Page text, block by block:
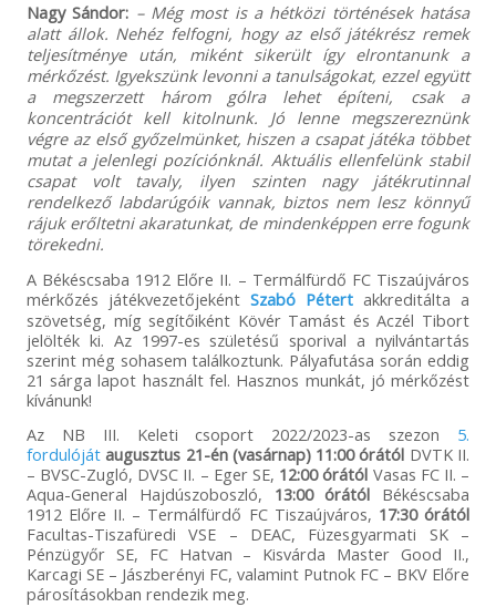
Nagy Sándor: – Még most is a hétközi történések hatása
alatt állok. Nehéz felfogni, hogy az első játékrész remek
teljesítménye után, miként sikerült így elrontanunk a
mérkőzést. Igyekszünk levonni a tanulságokat, ezzel együtt
a megszerzett három gólra lehet építeni, csak a
koncentrációt kell kitolnunk. Jó lenne megszereznünk
végre az első győzelmünket, hiszen a csapat játéka többet
mutat a jelenlegi pozíciónknál. Aktuális ellenfelünk stabil
csapat volt tavaly, ilyen szinten nagy játékrutinnal
rendelkező labdarúgóik vannak, biztos nem lesz könnyű
rájuk erőltetni akaratunkat, de mindenképpen erre fogunk
törekedni.
A Békéscsaba 1912 Előre II. – Termálfürdő FC Tiszaújváros
mérkőzés játékvezetőjeként Szabó Pétert akkreditálta a
szövetség, míg segítőiként Kövér Tamást és Aczél Tibort
jelölték ki. Az 1997-es születésű sporival a nyilvántartás
szerint még sohasem találkoztunk. Pályafutása során eddig
21 sárga lapot használt fel. Hasznos munkát, jó mérkőzést
kívánunk!
Az NB III. Keleti csoport 2022/2023-as szezon 5.
fordulóját augusztus 21-én (vasárnap) 11:00 órától DVTK II.
– BVSC-Zugló, DVSC II. – Eger SE, 12:00 órától Vasas FC II. –
Aqua-General Hajdúszoboszló, 13:00 órától Békéscsaba
1912 Előre II. – Termálfürdő FC Tiszaújváros, 17:30 órától
Facultas-Tiszafüredi VSE – DEAC, Füzesgyarmati SK –
Pénzügyőr SE, FC Hatvan – Kisvárda Master Good II.,
Karcagi SE – Jászberényi FC, valamint Putnok FC – BKV Előre
párosításokban rendezik meg.